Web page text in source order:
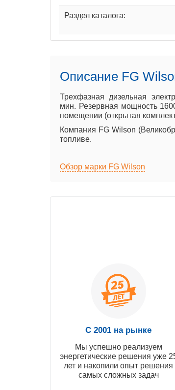
Раздел каталога:
Описание FG
Трехфазная дизельная
мин. Резервная мощность
помещении (открытая
Компания FG Wilson
топливе.
Обзор марки FG Wilson
С 2001 на рынке
Мы успешно реализуем
энергетические решения уже
лет и накопили опыт решения
самых сложных задач